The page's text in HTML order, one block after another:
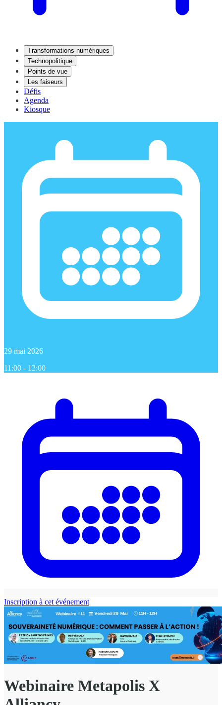
Transformations numériques
Technopolitique
Points de vue
Les faiseurs
Défis
Agenda
Kiosque
29 mai 2026
11:00 - 12:00
Inscription à cet événement
Webinaire Metapolis X